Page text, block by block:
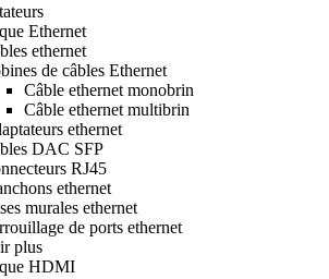
Ethernet
ethernet
de câbles Ethernet
Câble ethernet monobrin
Câble ethernet multibrin
ethernet
DAC SFP
RJ45
ethernet
murales ethernet
de ports ethernet
plus
HDMI